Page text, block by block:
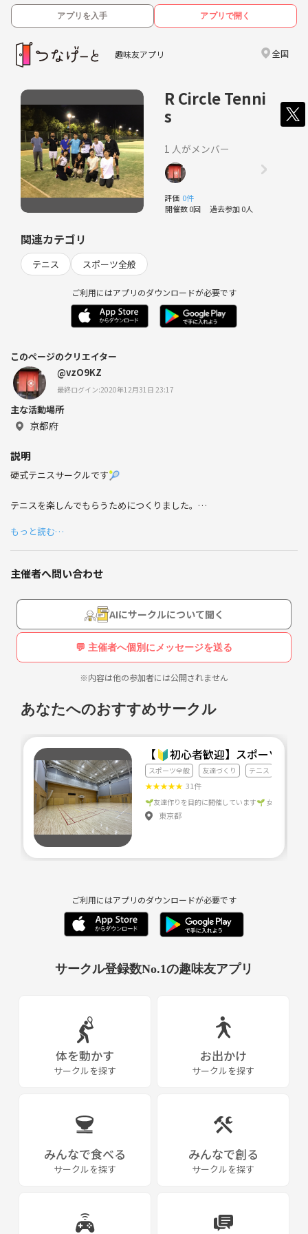
アプリを入手 アプリで開く
趣味友アプリ 全国
R Circle Tenni
s
1 人がメンバー
評価 0件
開催数 0回 過去参加 0人
関連カテゴリ
テニス スポーツ全般
ご利用にはアプリのダウンロードが必要です
このページのクリエイター
@vzO9KZ
最終ログイン:2020年12月31日 23:17
主な活動場所
京都府
説明
硬式テニスサークルです🎾
テニスを楽しんでもらうためにつくりました。
久しぶりにやる方や初心者の方を中心に
活動しています。
ラケット、ボールはこちらで用意してます。
見学からでも大丈夫です。
お気軽にお越し下さい🎶
もっと読む…
主催者へ問い合わせ
AIにサークルについて聞く
💬 主催者へ個別にメッセージを送る
※内容は他の参加者には公開されません
あなたへのおすすめサークル
【🔰初心者歓迎】スポーツク
スポーツ全般 友達づくり テニス
★★★★★ 31件
東京都
ご利用にはアプリのダウンロードが必要です
サークル登録数No.1の趣味友アプリ
体を動かす
サークルを探す
お出かけ
サークルを探す
みんなで食べる
サークルを探す
みんなで創る
サークルを探す